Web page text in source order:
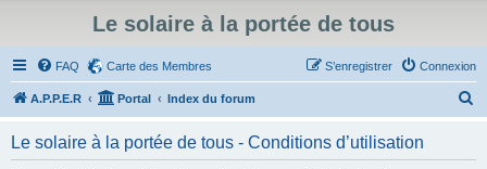
Le solaire à la portée de tous
FAQ Carte des Membres Connexion
S’enregistrer
A.P.P.E.R Portal Index du forum
Le solaire à la portée de tous - Conditions d’utilisation